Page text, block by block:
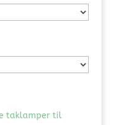
taklamper til